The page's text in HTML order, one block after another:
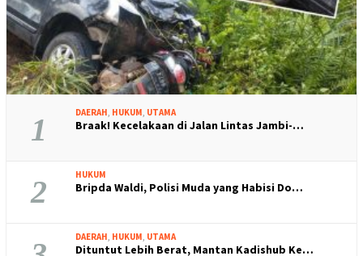
1 DAERAH HUKUM UTAMA
Braak! Kecelakaan di Jalan Lintas Jambi-…
2 HUKUM
Bripda Waldi, Polisi Muda yang Habisi Do…
DAERAH HUKUM UTAMA
Dituntut Lebih Berat, Mantan Kadishub Ke…